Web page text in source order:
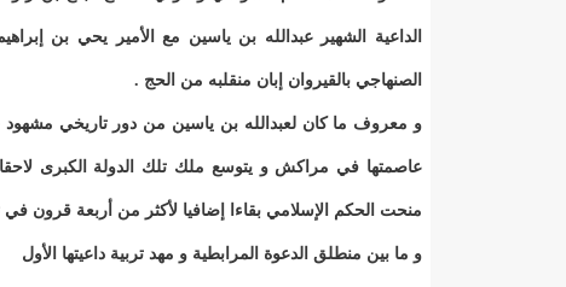
الداعية الشهير عبدالله بن ياسين مع الأمير يحي بن
الصنهاجي بالقيروان إبان منقلبه من الحج .
و معروف ما كان لعبدالله بن ياسين من دور تاريخي مشهود
منحت الحكم الإسلامي بقاءا إضافيا لأكثر من أربعة قرون في
و ما بين منطلق الدعوة المرابطية و مهد تربية داعيتها الأول